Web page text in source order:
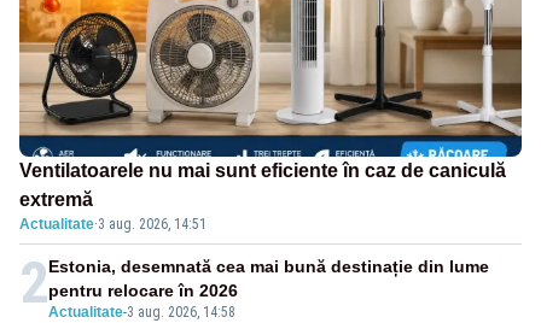
Ventilatoarele nu mai sunt eficiente în caz de caniculă
extremă
Actualitate·3 aug. 2026, 14:51
2Actualitate-3 aug. 2026, 14:58
Estonia, desemnată cea mai bună destinație din lume
pentru relocare în 2026